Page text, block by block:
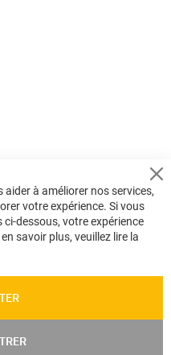
à améliorer nos services,
votre expérience. Si vous
dessous, votre expérience
savoir plus, veuillez lire la